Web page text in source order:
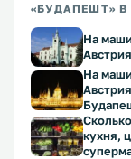
«БУДАПЕШТ» В
На
На
кухня,